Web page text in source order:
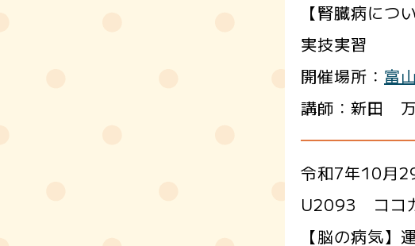
【腎臓病につ
実技実習
開催場所： 富
講師：新田
令和7年10月
U2093 ココ
【脳の病気】